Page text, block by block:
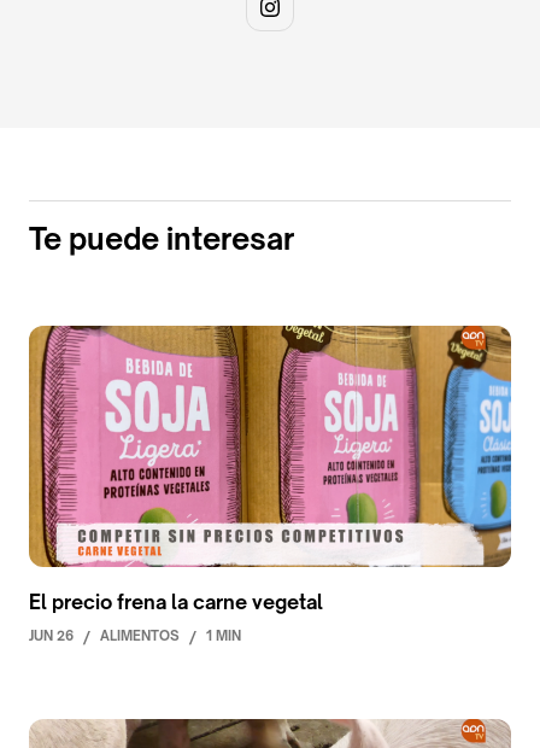
Te puede interesar
El precio frena la carne vegetal
JUN 26 / ALIMENTOS / 1 MIN